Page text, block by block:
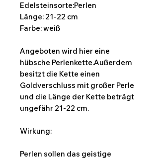
Edelsteinsorte:Perlen
Länge: 21-22 cm
Farbe: weiß
Angeboten wird hier eine
hübsche Perlenkette.Außerdem
besitzt die Kette einen
Goldverschluss mit großer Perle
und die Länge der Kette beträgt
ungefähr 21-22 cm.
Wirkung:
Perlen sollen das geistige